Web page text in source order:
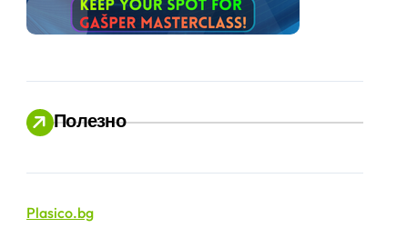
Полезно
Plasico.bg